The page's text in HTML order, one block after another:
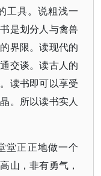
工具。说粗浅一
是划分人与禽兽
界限。读现代的
交谈。读古人的
读书即可以享受
。所以读书实人
堂正正地做一个
山，非有勇气，